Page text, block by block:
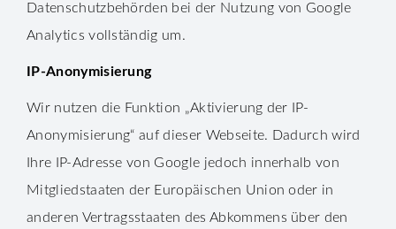
Datenschutzbehörden bei der Nutzung von Google
Analytics vollständig um.
IP-Anonymisierung
Wir nutzen die Funktion „Aktivierung der IP-
Anonymisierung“ auf dieser Webseite. Dadurch wird
Ihre IP-Adresse von Google jedoch innerhalb von
Mitgliedstaaten der Europäischen Union oder in
anderen Vertragsstaaten des Abkommens über den